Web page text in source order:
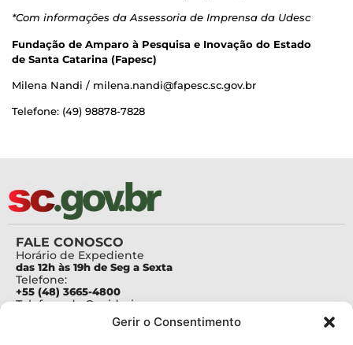
Gerir o Consentimento
*Com informações da Assessoria de Imprensa da Udesc
Fundação de Amparo à Pesquisa e Inovação do Estado
de Santa Catarina (Fapesc)
Milena Nandi / milena.nandi@fapesc.sc.gov.br
Telefone: (49) 98878-7828
FALE CONOSCO
Horário de Expediente
das 12h às 19h de Seg a Sexta
Telefone:
+55 (48) 3665-4800
Telefone da Ouvidoria